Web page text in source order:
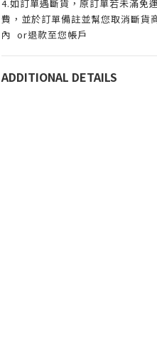
4.如訂單遇斷貨，原訂單若未滿免
費，並於訂單備註並幫您取消斷貨
內 or退款至您帳戶
ADDITIONAL DETAILS